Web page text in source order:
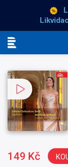
149 Kč